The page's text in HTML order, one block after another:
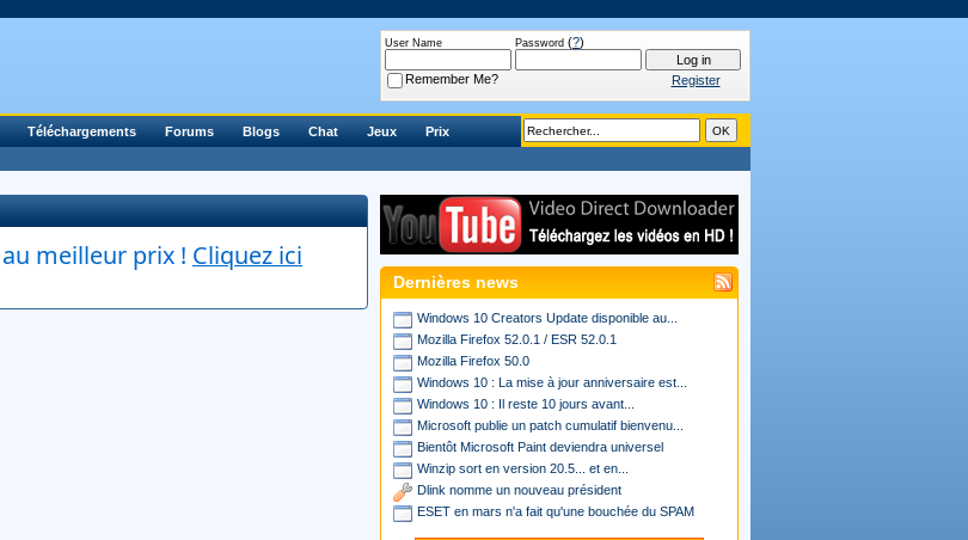
Téléchargements Forums Blogs Chat Jeux
Prix
User Name Password (?)
Remember Me? Register
meilleur prix ! Cliquez ici
Dernières news
Windows 10 Creators Update disponible au...
Mozilla Firefox 52.0.1 / ESR 52.0.1
Mozilla Firefox 50.0
Windows 10 : La mise à jour anniversaire est...
Windows 10 : Il reste 10 jours avant...
Microsoft publie un patch cumulatif bienvenu...
Bientôt Microsoft Paint deviendra universel
Winzip sort en version 20.5... et en...
Dlink nomme un nouveau président
ESET en mars n'a fait qu'une bouchée du SPAM